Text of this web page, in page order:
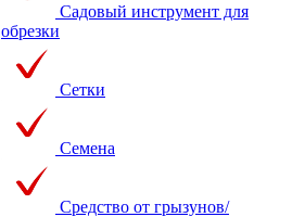
Садовый инструмент для
обрезки
Сетки
Семена
Средство от грызунов/